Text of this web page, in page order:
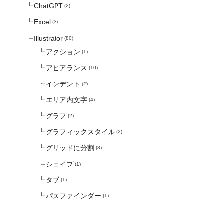
ChatGPT (2)
Excel (3)
Illustrator (80)
アクション (1)
アピアランス (10)
インデント (2)
エリア内文字 (4)
グラフ (2)
グラフィックスタイル (2)
グリッドに分割 (3)
シェイプ (1)
タブ (1)
パスファインダー (1)